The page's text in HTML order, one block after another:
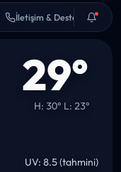
İletişim & Destek
29°
H: 30° L: 23°
UV: 8.5 (tahmini)